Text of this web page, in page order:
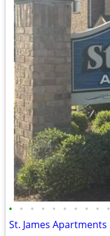
• • • • • • • • • •
St. James Apartments